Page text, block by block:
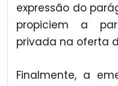
expressão do
propiciem a
privada na oferta
Finalmente, a